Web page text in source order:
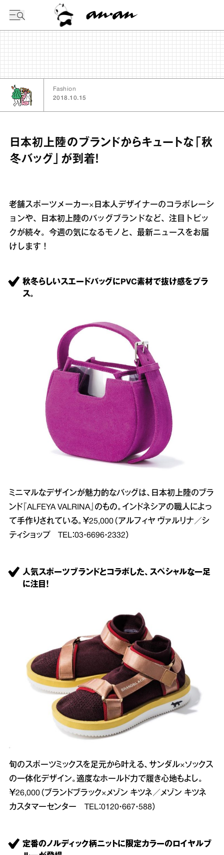
Fashion
2018.10.15
日本初上陸のブランドからキュートな「秋
冬バッグ」が到着！
老舗スポーツメーカー×日本人デザイナーのコラボレーシ
ョンや、日本初上陸のバッグブランドなど、注目トピッ
クが続々。今週の気になるモノと、最新ニュースをお届
けします！
秋冬らしいスエードバッグにPVC素材で抜け感をプラ
ス。
ミニマルなデザインが魅力的なバッグは、日本初上陸のブラ
ンド『ALFEYA VALRINA』のもの。インドネシアの職人によっ
て手作りされている。￥25,000（アルフィヤ ヴァルリナ／シ
ティショップ TEL：03・6696・2332）
人気スポーツブランドとコラボした、スペシャルな一足
に注目！
旬のスポーツミックスを足元から叶える、サンダル×ソックス
の一体化デザイン。適度なホールド力で履き心地もよし。
￥26,000（ブランドブラック×メゾン キツネ／メゾン キツネ
カスタマーセンター TEL：0120・667・588）
定番のノルディック柄ニットに限定カラーのロイヤルブ